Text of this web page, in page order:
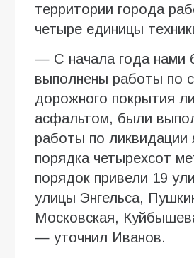
территории города
четыре единицы
— С начала года нами
выполнены работы по
дорожного покрытия
асфальтом, были
работы по ликвидации
порядка четырехсот
порядок привели 19
улицы Энгельса,
Московская,
— уточнил Иванов.